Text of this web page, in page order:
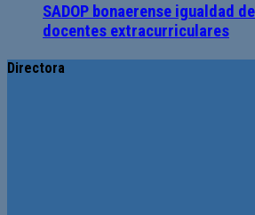
SADOP bonaerense igualdad
docentes extracurriculares
Directora